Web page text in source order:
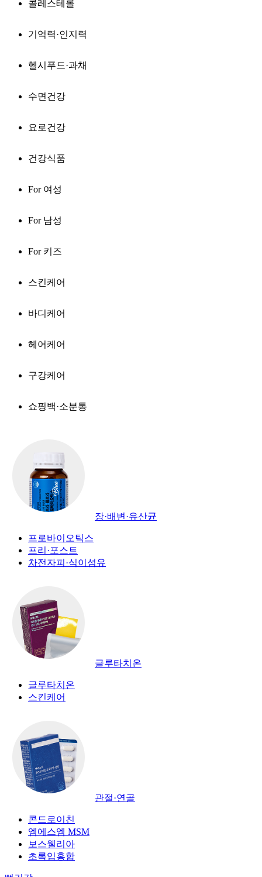
콜레스테롤
기억력·인지력
헬시푸드·과채
수면건강
요로건강
건강식품
For 여성
For 남성
For 키즈
스킨케어
바디케어
헤어케어
구강케어
쇼핑백·소분통
장·배변·유산균
프로바이오틱스
프리·포스트
차전자피·식이섬유
글루타치온
글루타치온
스킨케어
관절·연골
콘드로이친
엠에스엠 MSM
보스웰리아
초록입홍합